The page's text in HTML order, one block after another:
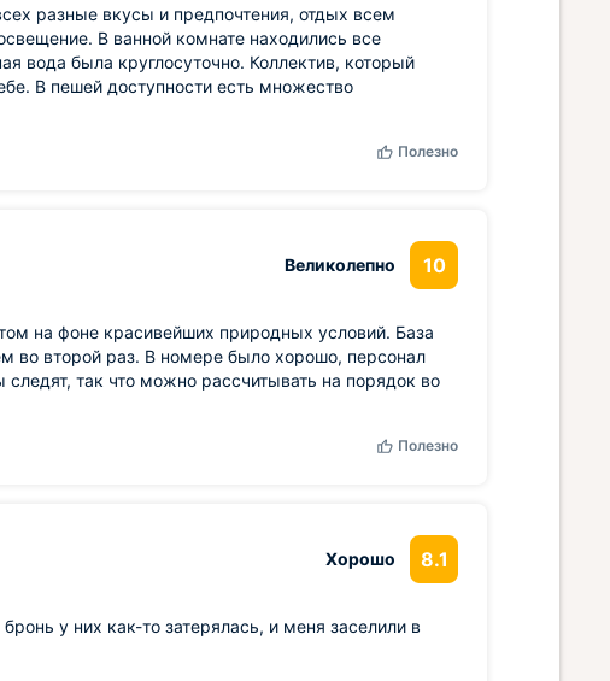
разные вкусы и предпочтения, отдых всем
В ванной комнате находились все
вода была круглосуточно. Коллектив, который
В пешей доступности есть множество
Полезно
Великолепно 10
на фоне красивейших природных условий. База
во второй раз. В номере было хорошо, персонал
так что можно рассчитывать на порядок во
Полезно
Хорошо 8.1
у них как-то затерялась, и меня заселили в